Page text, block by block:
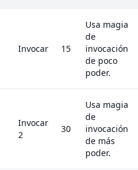
Invocar 15
Usa magia
de
invocación
de poco
poder.
Invocar
2
30
Usa magia
de
invocación
de más
poder.